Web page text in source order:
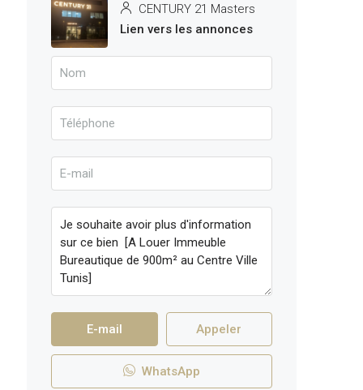
CENTURY 21 Masters
Lien vers les annonces
E-mail Appeler
WhatsApp